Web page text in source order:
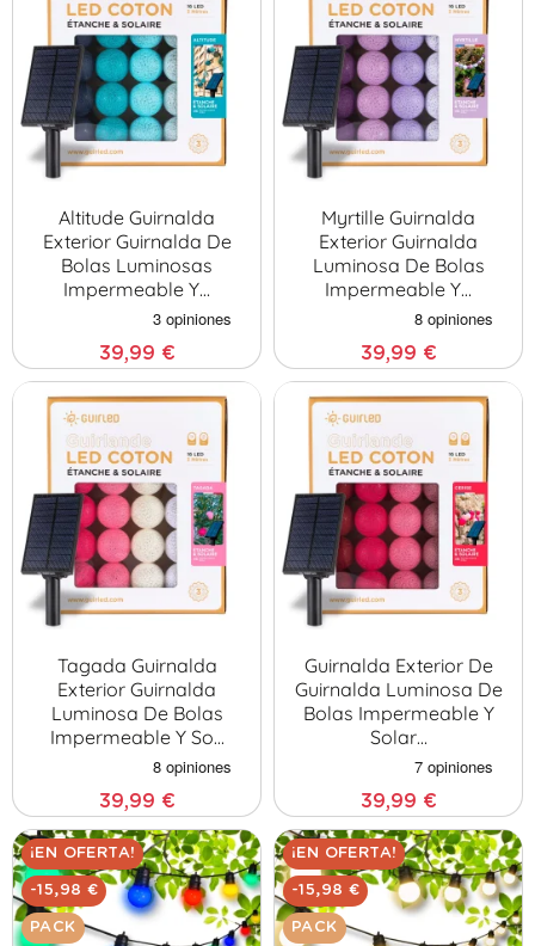
Altitude Guirnalda
Exterior Guirnalda De
Bolas Luminosas
Impermeable Y…
39,99 €
Myrtille Guirnalda
Exterior Guirnalda
Luminosa De Bolas
Impermeable Y…
39,99 €
Tagada Guirnalda
Exterior Guirnalda
Luminosa De Bolas
Impermeable Y So…
39,99 €
Guirnalda Exterior De
Guirnalda Luminosa De
Bolas Impermeable Y
Solar…
39,99 €
¡EN OFERTA!
-15,98 €
PACK
¡EN OFERTA!
-15,98 €
PACK